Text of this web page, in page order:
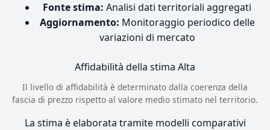
Fonte stima: Analisi dati territoriali aggregati
Aggiornamento: Monitoraggio periodico delle
variazioni di mercato
Affidabilità della stima Alta
Il livello di affidabilità è determinato dalla coerenza della
fascia di prezzo rispetto al valore medio stimato nel territorio.
La stima è elaborata tramite modelli comparativi